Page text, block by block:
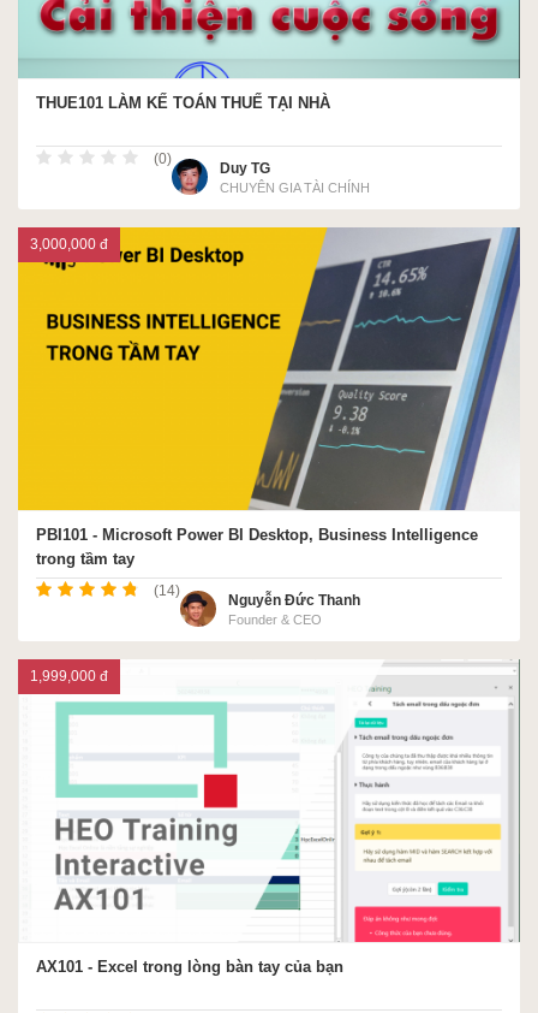
THUE101 LÀM KẾ TOÁN THUẾ TẠI NHÀ
(0)
Duy TG
CHUYÊN GIA TÀI CHÍNH
PBI101 - Microsoft Power BI Desktop, Business Intelligence
trong tầm tay
(14)
Nguyễn Đức Thanh
Founder & CEO
3,000,000 đ
AX101 - Excel trong lòng bàn tay của bạn
1,999,000 đ